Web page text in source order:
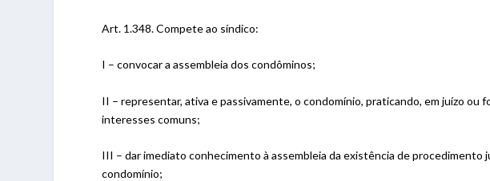
Art. 1.348. Compete ao síndico:
I – convocar a assembleia dos condôminos;
II – representar, ativa e passivamente, o condomínio, praticando, em juízo ou
interesses comuns;
III – dar imediato conhecimento à assembleia da existência de procedimento
condomínio;